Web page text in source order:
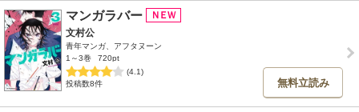
マンガラバー
文村公
青年マンガ、アフタヌーン
1～3巻
720pt
(4.1)
投稿数8件
無料立読み